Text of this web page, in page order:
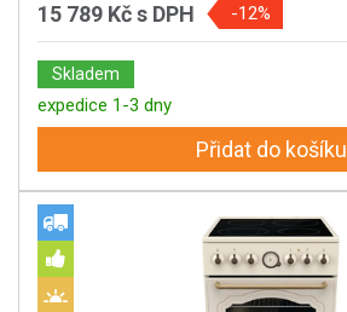
15 789 Kčs DPH -12%
Skladem
expedice 1-3 dny
Přidat do košíku